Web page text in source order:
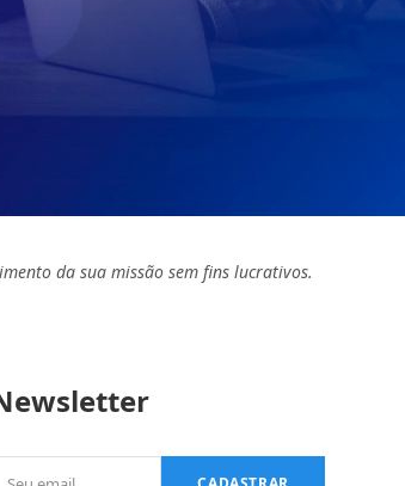
da sua missão sem fins lucrativos.